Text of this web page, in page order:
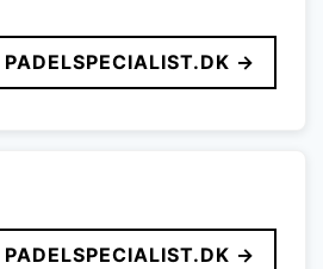
PADELSPECIALIST.DK →
PADELSPECIALIST.DK →